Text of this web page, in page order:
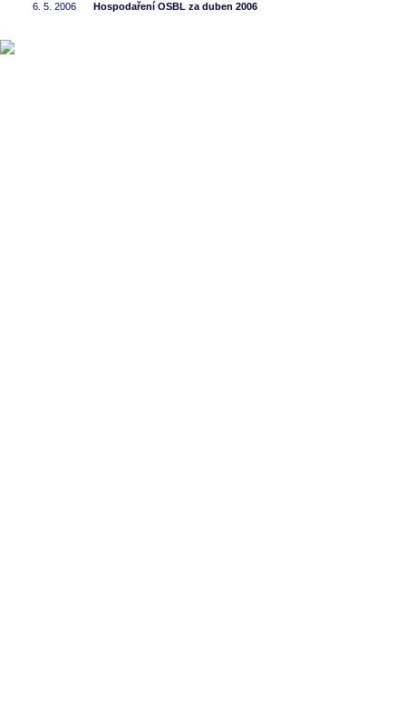
6. 5. 2006
Hospodaření OSBL za duben 2006